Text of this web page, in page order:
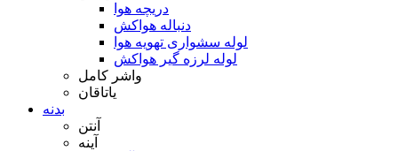
دریچه هوا
دنباله هواکش
لوله سشواری تهویه هوا
لوله لرزه گیر هواکش
واشر کامل
یاتاقان
بدنه
آنتن
آینه